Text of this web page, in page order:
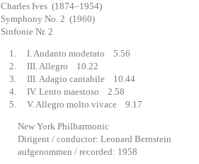
Charles Ives (1874–1954)
Symphony No. 2 (1960)
Sinfonie Nr. 2
1. I. Andanto moderato 5.56
2. III. Allegro 10.22
3. III. Adagio cantabile 10.44
4. IV. Lento maestoso 2.58
5. V. Allegro molto vivace 9.17
New York Philharmonic
Dirigent / conductor: Leonard Bernstein
aufgenommen / recorded: 1958